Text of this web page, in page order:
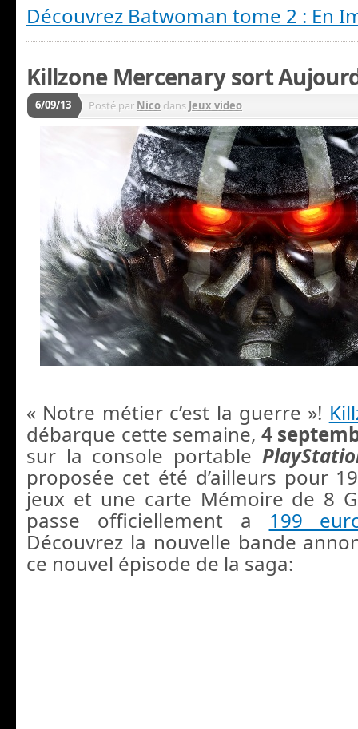
Découvrez Batwoman tome 2 : En
Killzone Mercenary sort
6/09/13 Posté par Nico dans Jeux video
« Notre métier c’est la guerre »!
débarque cette semaine, 4
sur la console portable
proposée cet été d’ailleurs pour
jeux et une carte Mémoire de 8
passe officiellement a 199
Découvrez la nouvelle bande
ce nouvel épisode de la saga: